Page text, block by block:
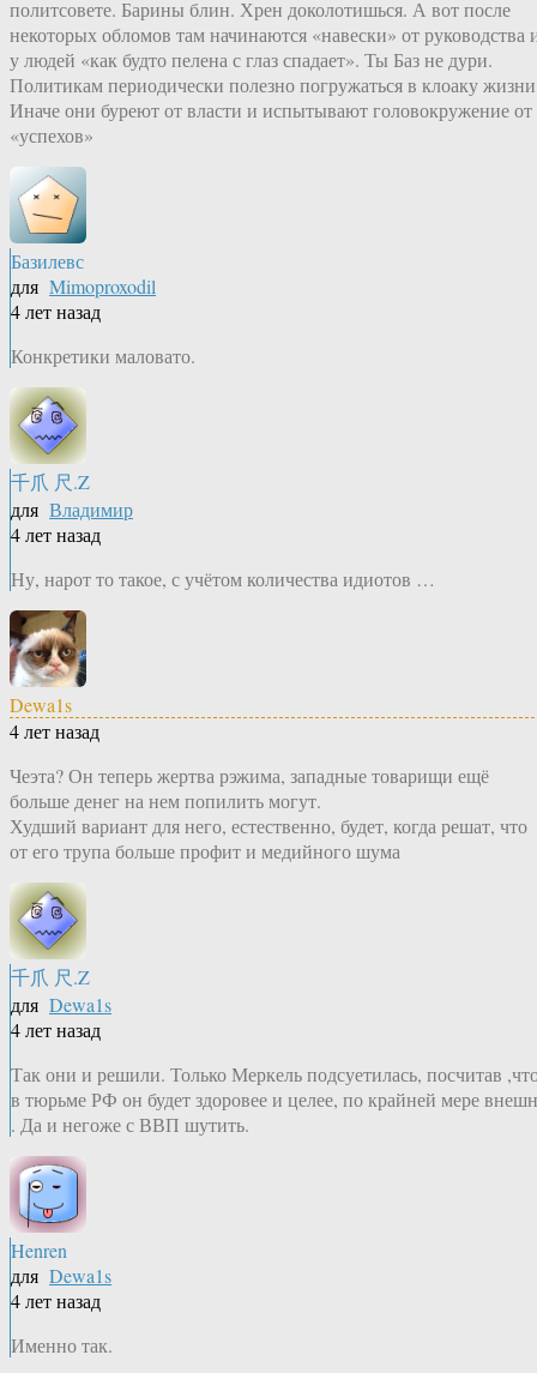
политсовете. Барины блин. Хрен доколотишься. А вот после
некоторых обломов там начинаются «навески» от руководства
у людей «как будто пелена с глаз спадает». Ты Баз не дури.
Политикам периодически полезно погружаться в клоаку
Иначе они буреют от власти и испытывают головокружение от
«успехов»
Базилевс
для Mimoproxodil
4 лет назад
Конкретики маловато.
千爪 尺.Z
для Владимир
4 лет назад
Ну, нарот то такое, с учётом количества идиотов …
Dewa1s
4 лет назад
Чеэта? Он теперь жертва рэжима, западные товарищи ещё
больше денег на нем попилить могут.
Худший вариант для него, естественно, будет, когда решат, что
от его трупа больше профит и медийного шума
千爪 尺.Z
для Dewa1s
4 лет назад
Так они и решили. Только Меркель подсуетилась, посчитав
в тюрьме РФ он будет здоровее и целее, по крайней мере
. Да и негоже с ВВП шутить.
Henren
для Dewa1s
4 лет назад
Именно так.